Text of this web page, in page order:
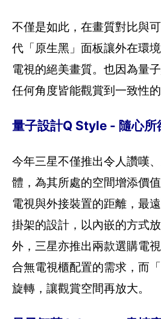
不僅是如此，在畫質對比與
代「原生黑」面板讓外在環
電視的絕美畫質。也因為量
任何角度皆能觀賞到一致性的
量子設計Q Style - 隨心所
今年三星不僅推出令人讚嘆
體，為其所處的空間增添價
電視與外接裝置的距離，最
掛架的設計，以內嵌的方式
外，三星亦推出兩款選購電
合無電視櫃配置的需求，而
旋轉，讓觀賞空間再放大。